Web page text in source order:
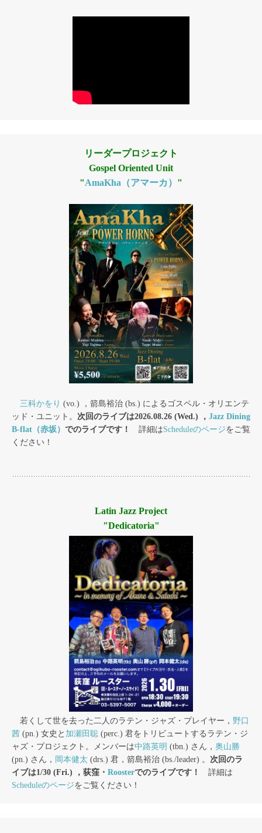
リーダープロジェクト
Gospel Oriented Unit
"AmaKha（アマーカ） "
三科かをり (vo.) ，箭島裕治 (bs.) によるゴスペル・オリエンテ
ッド・ユニット。 次回のライブは2026.08.26 (Wed.) ， Jazz Dining
B-flat（赤坂） でのライブです！ 詳細はScheduleのページをご覧
ください！
Latin Jazz Project
"Dedicatoria"
若くして世を去った二人のラテン・ジャズ・プレイヤー， 野口
茜 (pn.) 女史と 加瀬田聡 (perc.) 君をトリビュートするラテン・ジ
ャズ・プロジェクト。メンバーは中路英明 (tbn.) さん， 奥山勝
(pn.) さん， 岡本健太 (drs.) 君，箭島裕治 (bs./leader) 。 次回のラ
イブは1/30 (Fri.) ，荻窪・ Roosterでのライブです！
詳細は
Scheduleのページをご覧ください！